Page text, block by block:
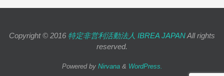
Copyright © 2016 特定非営利活動法人 IBREA JAPANAll rights
reserved.
Powered by Nirvana& WordPress.